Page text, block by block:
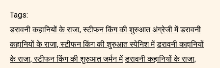
Tags:
डरावनी कहानियों के राजा, स्टीफन किंग की शुरुआत अंग्रेजी में डरावनी
कहानियों के राजा, स्टीफन किंग की शुरुआत स्पेनिश में डरावनी कहानियों
के राजा, स्टीफन किंग की शुरुआत जर्मन में डरावनी कहानियों के राजा,